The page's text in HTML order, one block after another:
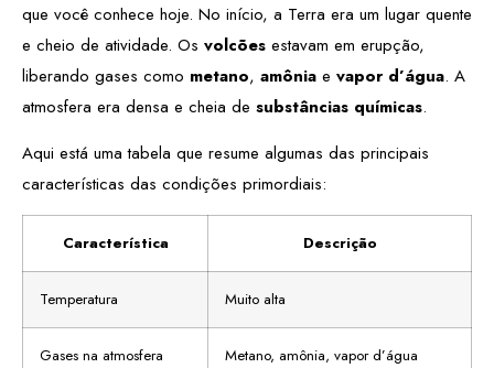
que você conhece hoje. No início, a Terra era um lugar quente
e cheio de atividade. Os volcões estavam em erupção,
liberando gases como metano, amônia e vapor d’água. A
atmosfera era densa e cheia de substâncias químicas.
Aqui está uma tabela que resume algumas das principais
características das condições primordiais:
Característica Descrição
Temperatura Muito alta
Gases na atmosfera Metano, amônia, vapor d’água